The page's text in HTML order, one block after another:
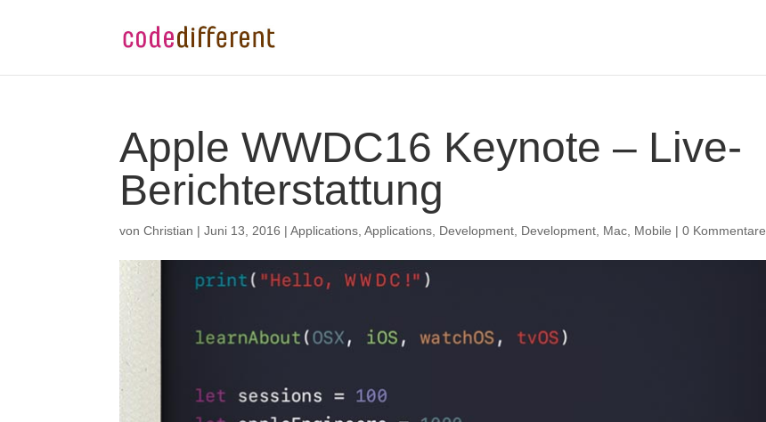
Apple WWDC16 Keynote – Live-
Berichterstattung
vonChristian |Juni 13, 2016 |Applications ,Applications Development Development Mac Mobile |0 Kommentare